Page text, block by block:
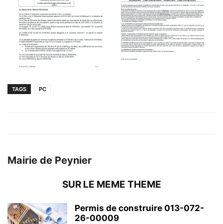
TAGS PC
Mairie de Peynier
SUR LE MEME THEME
Permis de construire 013-072-
26-00009